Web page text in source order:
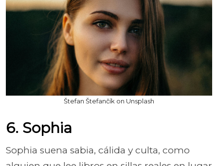
Štefan Štefančík on Unsplash
6. Sophia
Sophia suena sabia, cálida y culta, como